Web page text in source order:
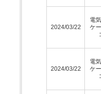
2024/03/22
電
ケ
2024/03/22
電
ケ